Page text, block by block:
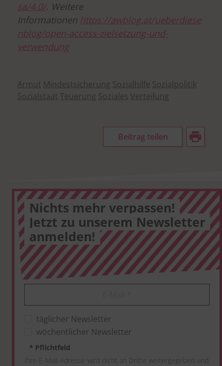
sa/4.0/. Weitere
Informationen https://awblog.at/ueberdiese
nblog/open-access-zielsetzung-und-
verwendung
Armut Mindestsicherung Sozialhilfe Sozialpolitik
Sozialstaat Teuerung Soziales Verteilung
Beitrag teilen
Nichts mehr verpassen!
Jetzt zu unserem Newsletter
anmelden!
täglicher Newsletter
wöchentlicher Newsletter
* Pflichtfeld
Ihre E-Mail-Adresse wird nicht an Dritte weitergegeben und